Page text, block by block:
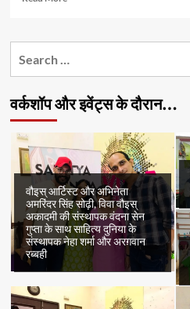
तुझसे
नहीं
जा
वर्कशॉप और इवेंट्स के दौरान…
वौइस् आर्टिस्ट और अभिनेता
अमरिंदर सिंह सोढ़ी, विवा वौइस्
अकादमी की संस्थापक वंदना सेन
गुप्ता के साथ साहित्य दुनिया के
संस्थापक नेहा शर्मा और अरग़वान
रब्बही